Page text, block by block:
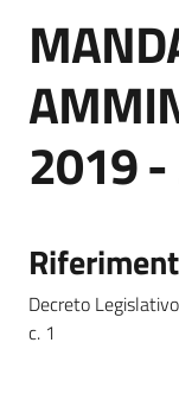
Servizi
Vivere
Galliera
Amministrazione
Trasparente
2019
Decreto
c. 1